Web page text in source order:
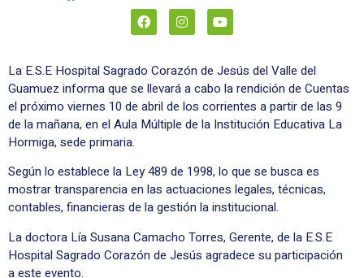
La E.S.E Hospital Sagrado Corazón de Jesús del Valle del
Guamuez informa que se llevará a cabo la rendición de Cuentas
el próximo viernes 10 de abril de los corrientes a partir de las 9
de la mañana, en el Aula Múltiple de la Institución Educativa La
Hormiga, sede primaria.
Según lo establece la Ley 489 de 1998, lo que se busca es
mostrar transparencia en las actuaciones legales, técnicas,
contables, financieras de la gestión la institucional.
La doctora Lía Susana Camacho Torres, Gerente, de la E.S.E
Hospital Sagrado Corazón de Jesús agradece su participación
a este evento.